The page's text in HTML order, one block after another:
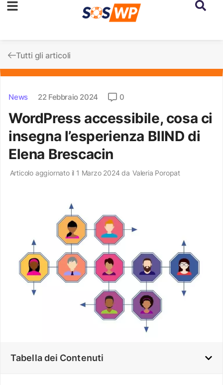
Tutti gli articoli
News 22 Febbraio 2024 0
WordPress accessibile, cosa ci
insegna l’esperienza BlIND di
Elena Brescacin
Articolo aggiornato il 1 Marzo 2024 da Valeria Poropat
Tabella dei Contenuti